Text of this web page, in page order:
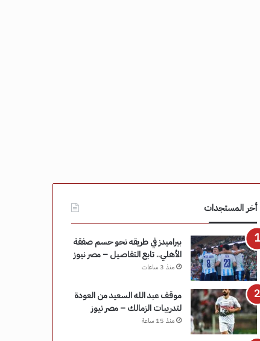
أخر المستجدات
بيراميدز في طريقه نحو حسم صفقة
الأهلي.. تابع التفاصيل – مصر نيوز
منذ 3 ساعات
موقف عبد الله السعيد من العودة
لتدريبات الزمالك – مصر نيوز
منذ 15 ساعة